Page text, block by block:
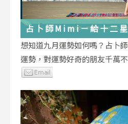
占卜師Mimi－給十二
運勢小叮嚀
想知道九月運勢如何嗎？占卜
運勢，對運勢好奇的朋友千萬不